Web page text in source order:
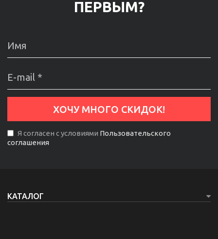
ПЕРВЫМ?
Я согласен с условиями Пользовательского
соглашения
КАТАЛОГ